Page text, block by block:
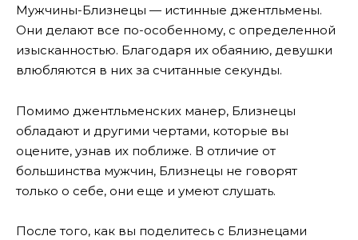
Мужчины-Близнецы — истинные джентльмены.
Они делают все по-особенному, с определенной
изысканностью. Благодаря их обаянию, девушки
влюбляются в них за считанные секунды.
Помимо джентльменских манер, Близнецы
обладают и другими чертами, которые вы
оцените, узнав их поближе. В отличие от
большинства мужчин, Близнецы не говорят
только о себе, они еще и умеют слушать.
После того, как вы поделитесь с Близнецами